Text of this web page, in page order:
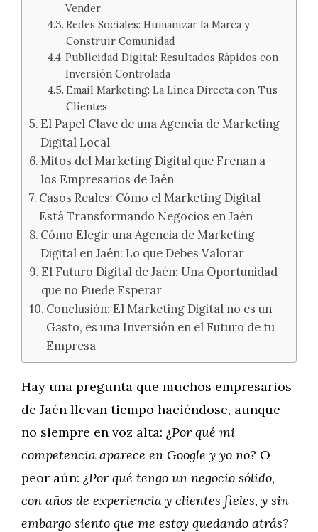
Vender
Redes Sociales: Humanizar la Marca y
Construir Comunidad
Publicidad Digital: Resultados Rápidos con
Inversión Controlada
Email Marketing: La Línea Directa con Tus
Clientes
El Papel Clave de una Agencia de Marketing
Digital Local
Mitos del Marketing Digital que Frenan a
los Empresarios de Jaén
Casos Reales: Cómo el Marketing Digital
Está Transformando Negocios en Jaén
Cómo Elegir una Agencia de Marketing
Digital en Jaén: Lo que Debes Valorar
El Futuro Digital de Jaén: Una Oportunidad
que no Puede Esperar
Conclusión: El Marketing Digital no es un
Gasto, es una Inversión en el Futuro de tu
Empresa
Hay una pregunta que muchos empresarios
de Jaén llevan tiempo haciéndose, aunque
no siempre en voz alta: ¿Por qué mi
competencia aparece en Google y yo no? O
peor aún: ¿Por qué tengo un negocio sólido,
con años de experiencia y clientes fieles, y sin
embargo siento que me estoy quedando atrás?